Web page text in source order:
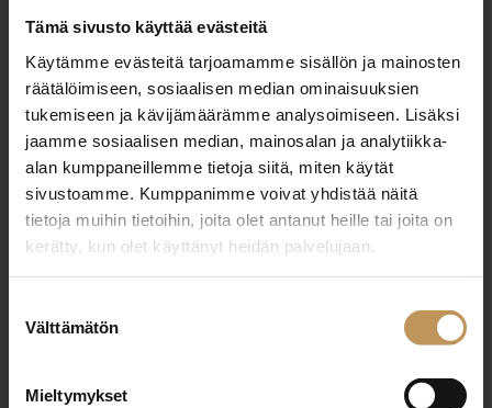
Tämä sivusto käyttää evästeitä
Käytämme evästeitä tarjoamamme sisällön ja mainosten
räätälöimiseen, sosiaalisen median ominaisuuksien
tukemiseen ja kävijämäärämme analysoimiseen. Lisäksi
jaamme sosiaalisen median, mainosalan ja analytiikka-
alan kumppaneillemme tietoja siitä, miten käytät
sivustoamme. Kumppanimme voivat yhdistää näitä
tietoja muihin tietoihin, joita olet antanut heille tai joita on
kerätty, kun olet käyttänyt heidän palvelujaan.
valinta
Välttämätön
Mieltymykset
Janne Neuvonen
0456128711
janne.neuvonen@koivulkv.fi
" * " näyttää pakolliset kentät
Aihe